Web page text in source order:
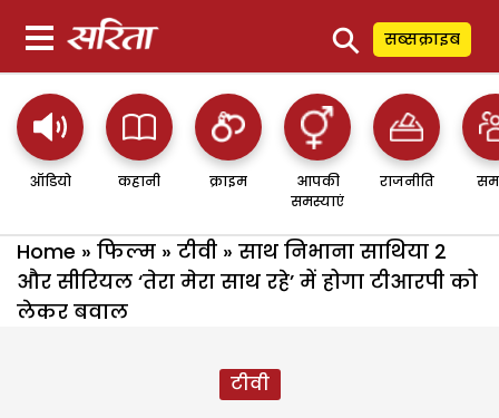
⚲ सब्सक्राइब
ऑडियो कहानी क्राइम
आपकी
समस्याएं
राजनीति
Home » फिल्म » टीवी » साथ निभाना साथिया 2
और सीरियल ‘तेरा मेरा साथ रहे’ में होगा टीआरपी को
लेकर बवाल
टीवी